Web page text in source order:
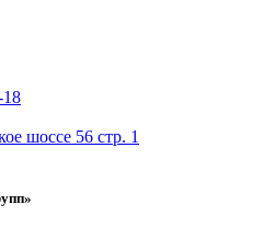
18
шоссе 56 стр. 1